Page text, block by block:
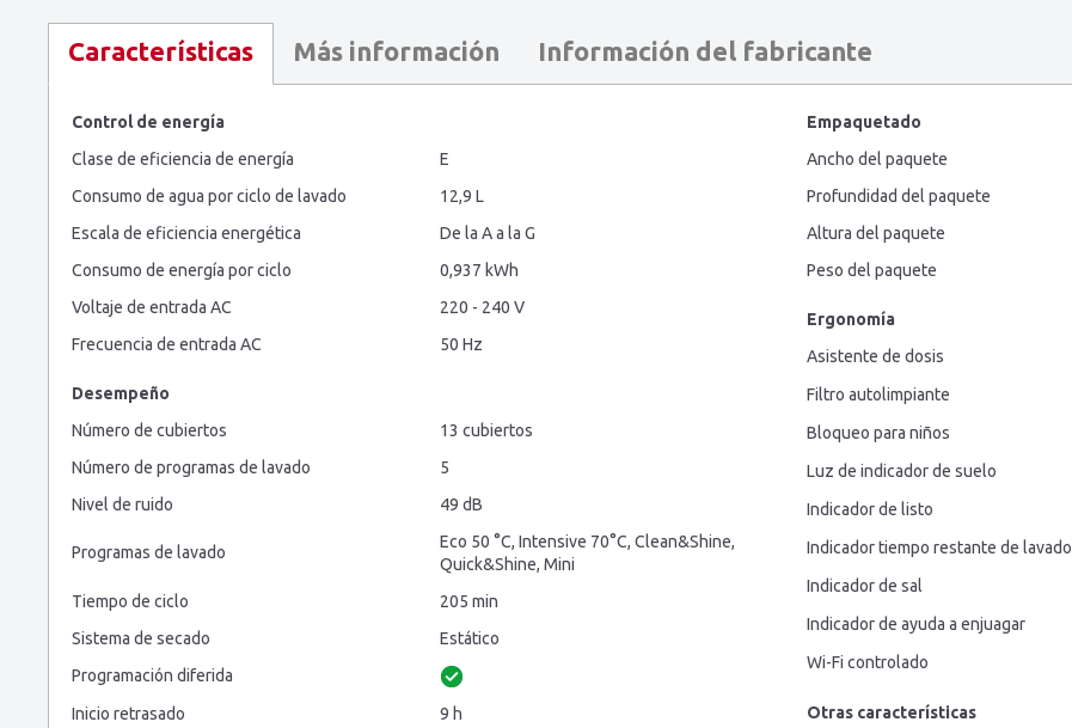
Características Más información Información del fabricante
Control de energía
Clase de eficiencia de energía
E
Consumo de agua por ciclo de lavado
12,9 L
Escala de eficiencia energética
De la A a la G
Consumo de energía por ciclo
0,937 kWh
Voltaje de entrada AC
220 - 240 V
Frecuencia de entrada AC
50 Hz
Desempeño
Número de cubiertos
13 cubiertos
Número de programas de lavado
5
Nivel de ruido
49 dB
Programas de lavado
Eco 50 °C, Intensive 70°C, Clean&Shine,
Quick&Shine, Mini
Tiempo de ciclo
205 min
Sistema de secado
Estático
Programación diferida
Inicio retrasado
9 h
Empaquetado
Ancho del paquete
Profundidad del paquete
Altura del paquete
Peso del paquete
Ergonomía
Asistente de dosis
Filtro autolimpiante
Bloqueo para niños
Luz de indicador de suelo
Indicador de listo
Indicador tiempo restante de lavado
Indicador de sal
Indicador de ayuda a enjuagar
Wi-Fi controlado
Otras características